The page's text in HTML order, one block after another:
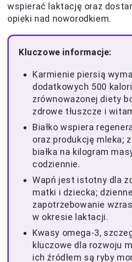
wspierać laktację oraz
opieki nad noworodkiem.
Kluczowe informacje:
Karmienie piersią
dodatkowych 500
zrównoważonej diety
zdrowe tłuszcze i
Białko wspiera
oraz produkcję mleka;
białka na kilogram
codziennie.
Wapń jest istotny dla
matki i dziecka; dzienne
zapotrzebowanie
w okresie laktacji.
Kwasy omega-3,
kluczowe dla rozwoju
ich źródłem są ryby